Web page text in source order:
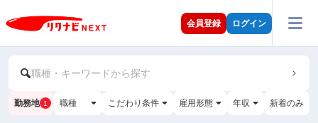
会員登録 ログイン
職種・キーワードから探す
勤務地 1 職種 こだわり条件 雇用形態 年収 新着のみ